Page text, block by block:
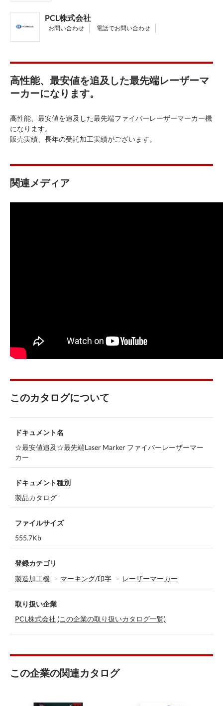
PCL株式会社
お問い合わせ 電話でお問い合わせ
高性能、最安値を追及した最先端レーザーマ
ーカーになります。
高性能、最安値を追及した最先端ファイバーレーザーマーカー機
になります。
販売実績、長年の受託加工実績がございます。
関連メディア
このカタログについて
ドキュメント名
☆最安値追及☆最先端Laser Marker ファイバーレーザーマー
カー
ドキュメント種別
製品カタログ
ファイルサイズ
555.7Kb
登録カテゴリ
製造加工機
マーキング/印字 レーザーマーカー
取り扱い企業
PCL株式会社 (この企業の取り扱いカタログ一覧)
この企業の関連カタログ